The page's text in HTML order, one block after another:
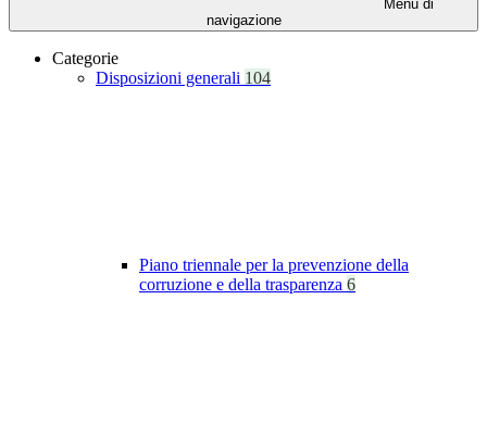
Menu di
navigazione
Categorie
Disposizioni generali 104
Piano triennale per la prevenzione della
corruzione e della trasparenza 6